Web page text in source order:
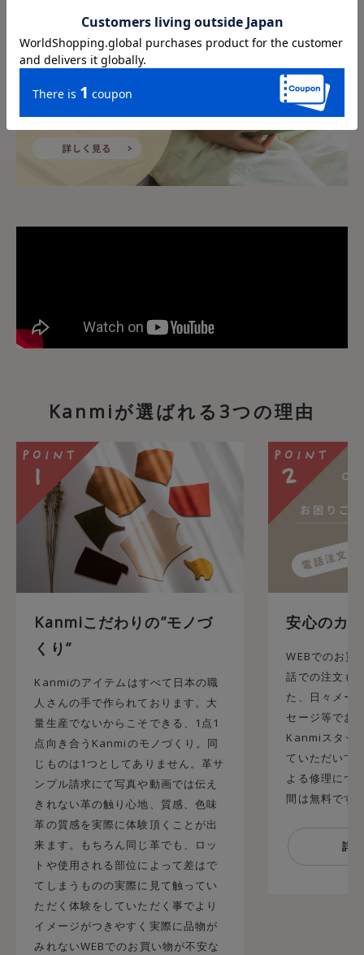
Kanmiが選ばれる3つの理由
Kanmiこだわりの”モノづ
くり”
Kanmiのアイテムはすべて日本の職
人さんの手で作られております。大
量生産でないからこそできる、1点1
点向き合うKanmiのモノづくり。同
じものは1つとしてありません。革サ
ンプル請求にて写真や動画では伝え
きれない革の触り心地、質感、色味
革の質感を実際に体験頂くことが出
来ます。もちろん同じ革でも、ロッ
トや使用される部位によって差はで
てしまうものの実際に見て触ってい
ただく体験をしていただく事でより
イメージがつきやすく実際に品物が
みれないWEBでのお買い物が不安な
安心のカ
WEBでのお買
話での注文も
た、日々メー
セージ等でお
Kanmiスタッ
ていただいて
よる修理につ
間は無料です